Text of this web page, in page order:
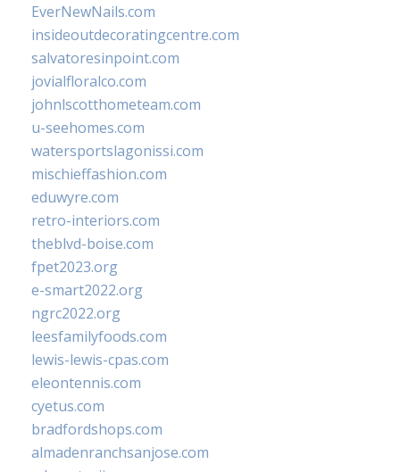
EverNewNails.com
insideoutdecoratingcentre.com
salvatoresinpoint.com
jovialfloralco.com
johnlscotthometeam.com
u-seehomes.com
watersportslagonissi.com
mischieffashion.com
eduwyre.com
retro-interiors.com
theblvd-boise.com
fpet2023.org
e-smart2022.org
ngrc2022.org
leesfamilyfoods.com
lewis-lewis-cpas.com
eleontennis.com
cyetus.com
bradfordshops.com
almadenranchsanjose.com